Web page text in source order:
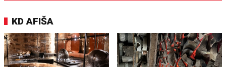
KD AFIŠA